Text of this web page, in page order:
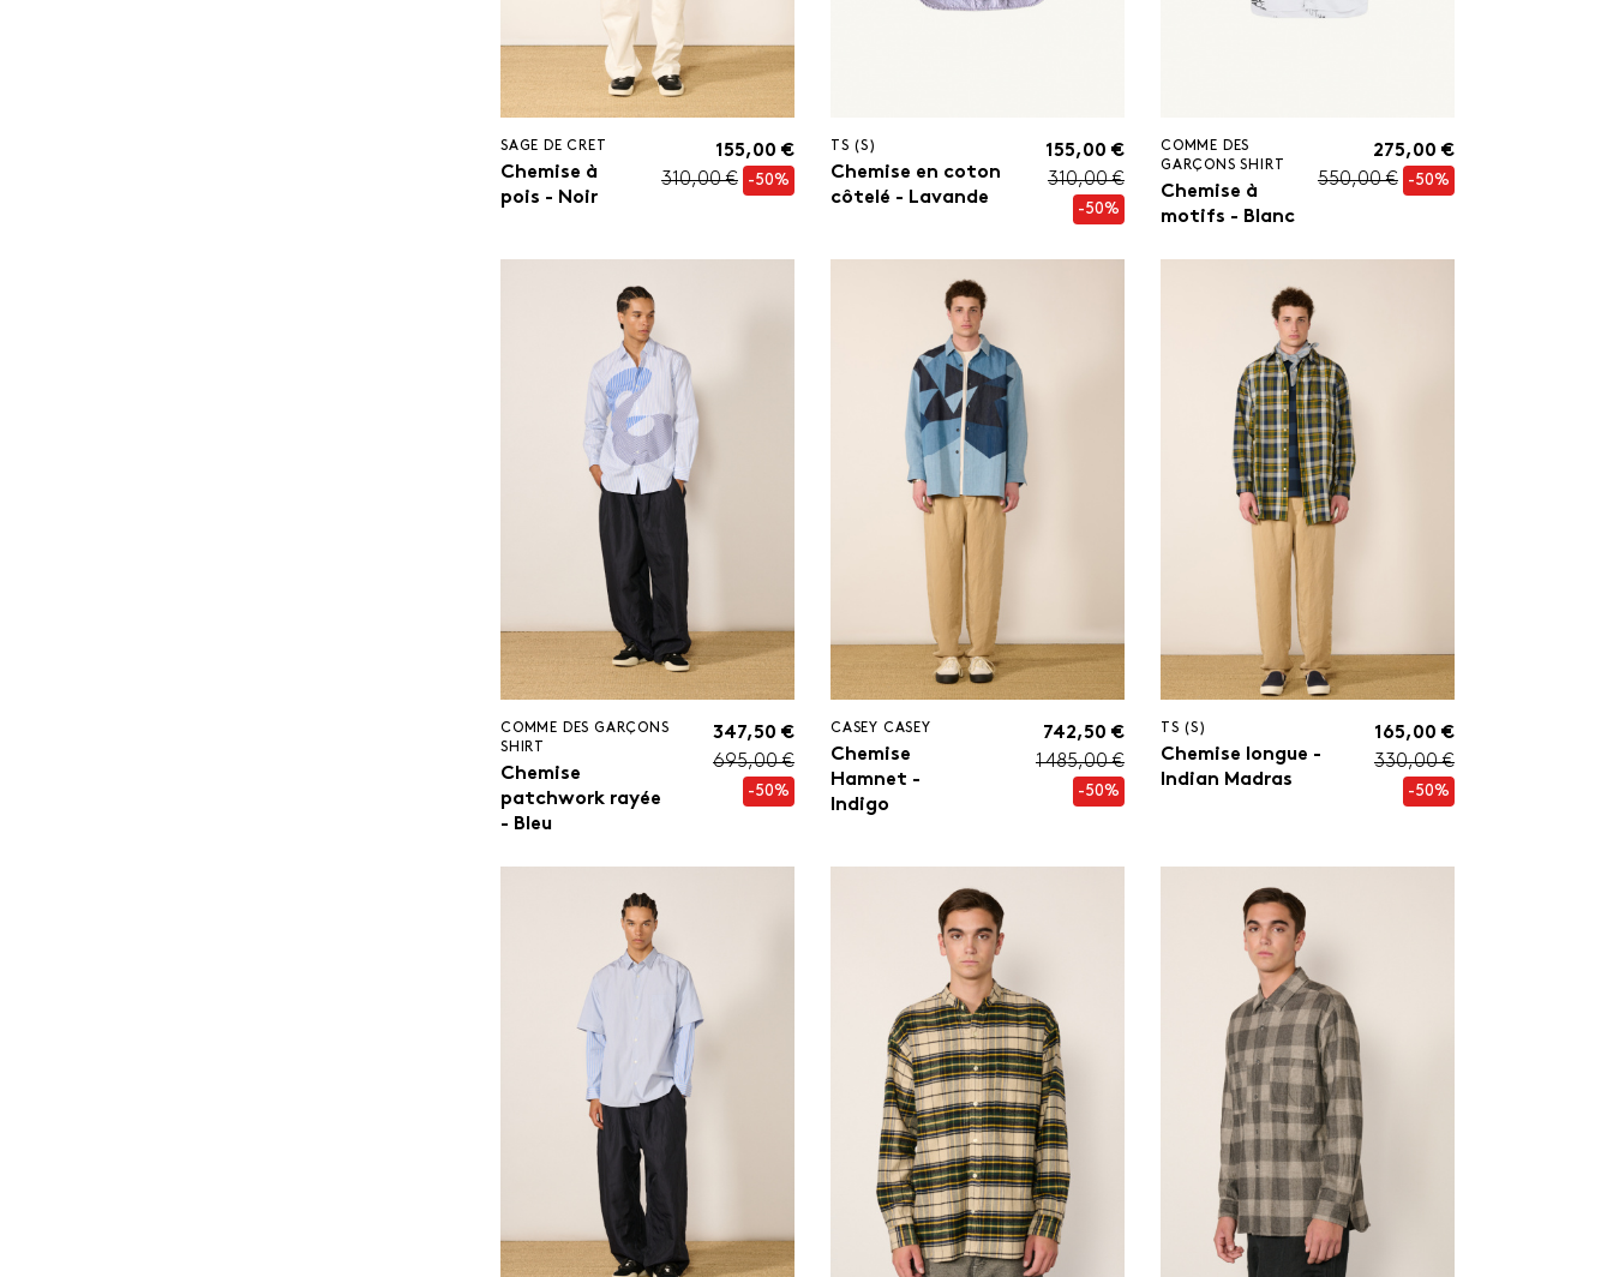
SAGE DE CRET
Chemise à
pois - Noir
155,00 €
310,00 €
-50%
TS (S)
Chemise en coton
côtelé - Lavande
155,00 €
310,00 €
-50%
COMME DES
GARÇONS SHIRT
Chemise à
motifs - Blanc
275,00 €
550,00 €
-50%
COMME DES GARÇONS
SHIRT
Chemise
patchwork rayée
- Bleu
347,50 €
695,00 €
-50%
CASEY CASEY
Chemise
Hamnet -
Indigo
742,50 €
1 485,00 €
-50%
TS (S)
Chemise longue -
Indian Madras
165,00 €
330,00 €
-50%